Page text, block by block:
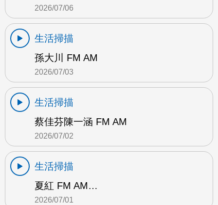
2026/07/06
生活掃描
孫大川 FM AM
2026/07/03
生活掃描
蔡佳芬陳一涵 FM AM
2026/07/02
生活掃描
夏紅 FM AM…
2026/07/01